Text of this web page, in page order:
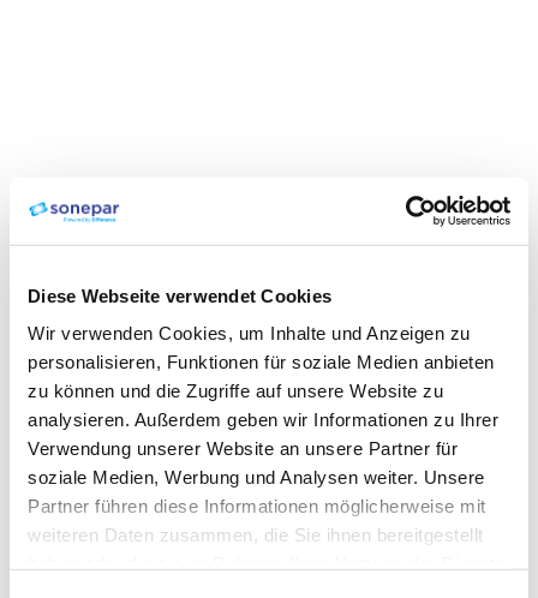
Diese Webseite verwendet Cookies
Wir verwenden Cookies, um Inhalte und Anzeigen zu
personalisieren, Funktionen für soziale Medien anbieten
zu können und die Zugriffe auf unsere Website zu
analysieren. Außerdem geben wir Informationen zu Ihrer
Verwendung unserer Website an unsere Partner für
soziale Medien, Werbung und Analysen weiter. Unsere
Partner führen diese Informationen möglicherweise mit
weiteren Daten zusammen, die Sie ihnen bereitgestellt